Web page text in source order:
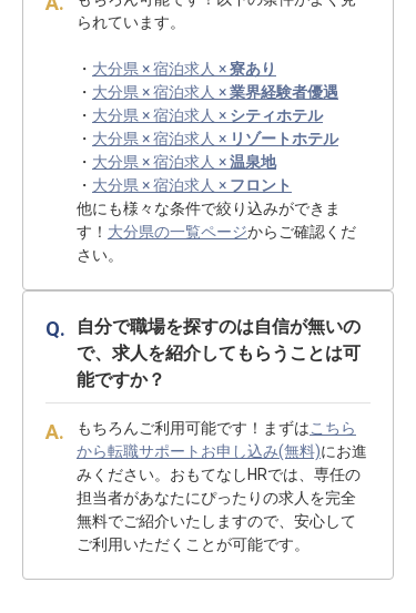
られています。
・ 大分県 × 宿泊求人 ×寮あり
・ 大分県 × 宿泊求人 ×業界経験者優遇
・ 大分県 × 宿泊求人 × シティホテル
・ 大分県 × 宿泊求人 × リゾートホテル
・ 大分県 × 宿泊求人 ×温泉地
・ 大分県 × 宿泊求人 × フロント
他にも様々な条件で絞り込みができま
す！ 大分県の一覧ページからご確認くだ
さい。
自分で職場を探すのは自信が無いの
で、求人を紹介してもらうことは可
能ですか？
もちろんご利用可能です！まずはこちら
から転職サポートお申し込み(無料)にお進
みください。おもてなしHRでは、専任の
担当者があなたにぴったりの求人を完全
無料でご紹介いたしますので、安心して
ご利用いただくことが可能です。